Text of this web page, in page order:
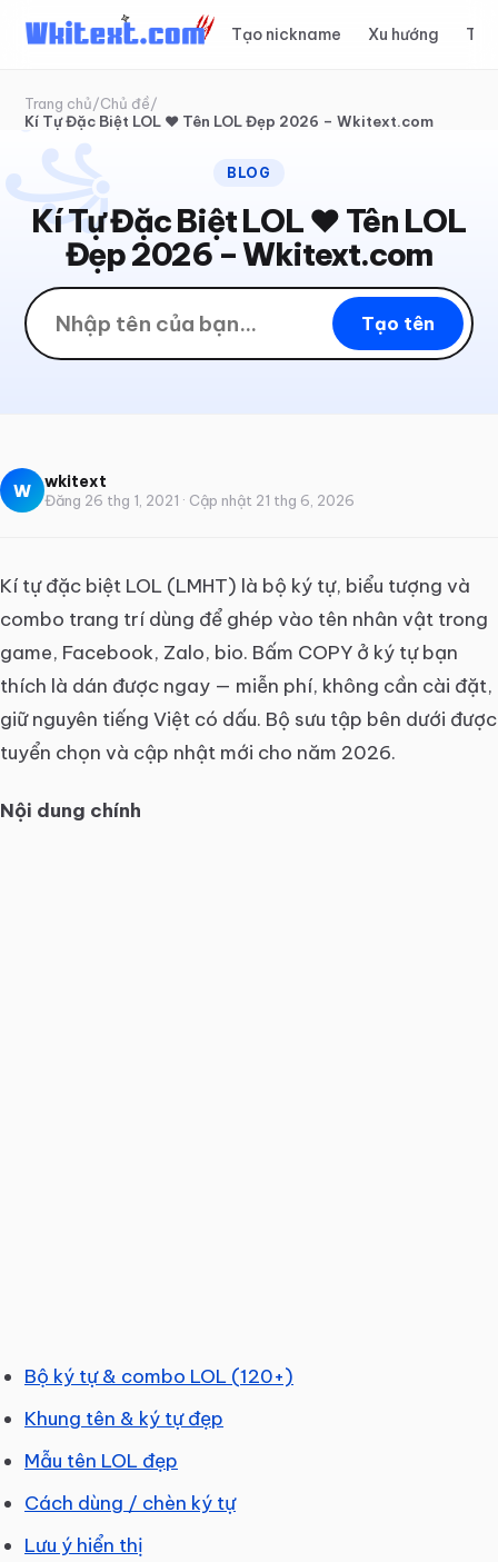
Tạo nickname Xu hướng
Trang chủ/Chủ đề/
Kí Tự Đặc Biệt LOL ❤️ Tên LOL Đẹp 2026 – Wkitext.com
꧁
꧂
BLOG
Kí Tự Đặc Biệt LOL ❤️ Tên LOL
Đẹp 2026 – Wkitext.com
Tạo tên
W wkitext
Đăng 26 thg 1, 2021 · Cập nhật 21 thg 6, 2026
Kí tự đặc biệt LOL (LMHT) là bộ ký tự, biểu tượng và
combo trang trí dùng để ghép vào tên nhân vật trong
game, Facebook, Zalo, bio. Bấm COPY ở ký tự bạn
thích là dán được ngay — miễn phí, không cần cài đặt,
giữ nguyên tiếng Việt có dấu. Bộ sưu tập bên dưới được
tuyển chọn và cập nhật mới cho năm 2026.
Nội dung chính
Bộ ký tự & combo LOL (120+)
Khung tên & ký tự đẹp
Mẫu tên LOL đẹp
Cách dùng / chèn ký tự
Lưu ý hiển thị